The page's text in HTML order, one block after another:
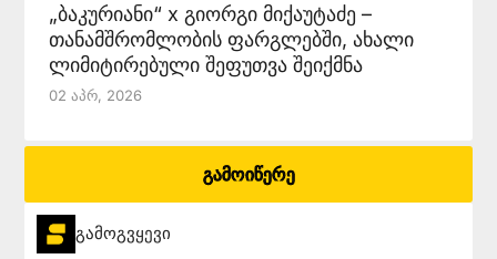
„ბაკურიანი“ x გიორგი მიქაუტაძე –
თანამშრომლობის ფარგლებში, ახალი
ლიმიტირებული შეფუთვა შეიქმნა
02 Აპრ, 2026
გამოიწერე
გამოგვყევი